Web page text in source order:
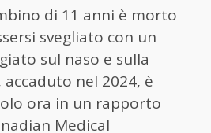
di 11 anni è morto
svegliato con un
sul naso e sulla
accaduto nel 2024, è
ora in un rapporto
Medical